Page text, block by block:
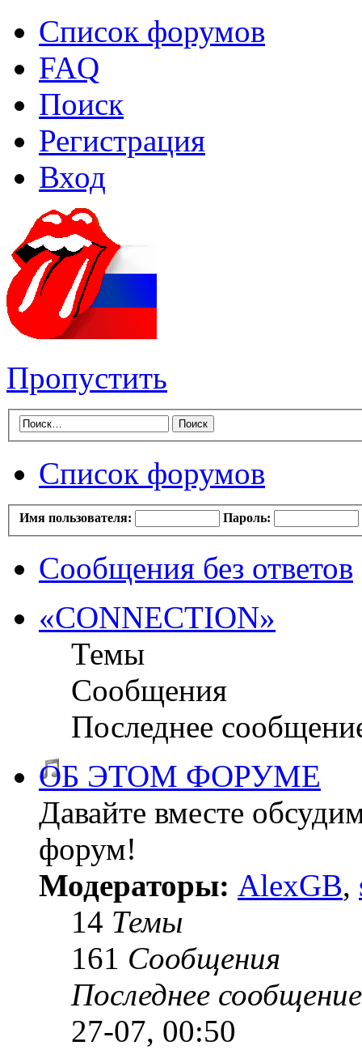
Список форумов
FAQ
Поиск
Регистрация
Вход
Пропустить
Список форумов
Имя пользователя: Пароль:
Сообщения без ответов
«CONNECTION»
Темы
Сообщения
Последнее
ОБ ЭТОМ ФОРУМЕ
Давайте вместе
форум!
Модераторы: AlexGB,
14 Темы
161 Сообщения
Последнее сообщение
27-07, 00:50